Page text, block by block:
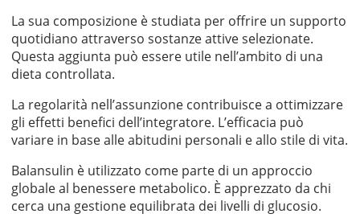
La sua composizione è studiata per offrire un supporto
quotidiano attraverso sostanze attive selezionate.
Questa aggiunta può essere utile nell’ambito di una
dieta controllata.
La regolarità nell’assunzione contribuisce a ottimizzare
gli effetti benefici dell’integratore. L’efficacia può
variare in base alle abitudini personali e allo stile di vita.
Balansulin è utilizzato come parte di un approccio
globale al benessere metabolico. È apprezzato da chi
cerca una gestione equilibrata dei livelli di glucosio.